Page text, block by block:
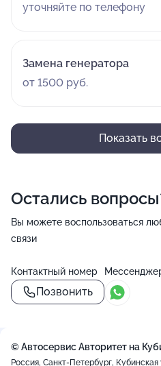
уточняйте по телефону
Замена генератора
от 1500 руб.
Показать
Остались
Вы можете воспользоваться
связи
Контактный номер
Позвонить
© Автосервис Авторитет на
Россия, Санкт-Петербург, Кубинская